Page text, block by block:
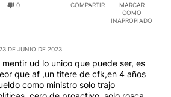
0 COMPARTIR
MARCAR
COMO
INAPROPIADO
23 DE JUNIO DE 2023
ud lo unico que puede ser, es
que af ,un titere de cfk,en 4 años
como ministro solo trajo